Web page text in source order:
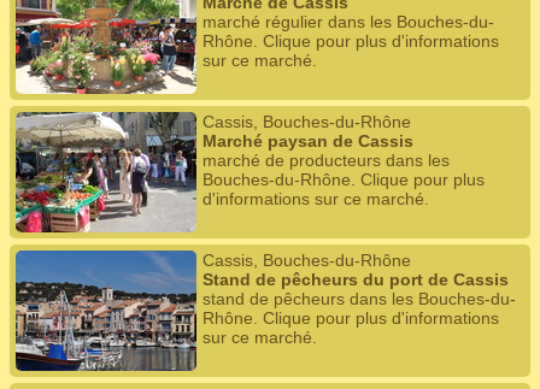
marché régulier dans les Bouches-du-
Rhône. Clique pour plus d'informations
sur ce marché.
Cassis, Bouches-du-Rhône
Marché paysan de Cassis
marché de producteurs dans les
Bouches-du-Rhône. Clique pour plus
d'informations sur ce marché.
Cassis, Bouches-du-Rhône
Stand de pêcheurs du port de Cassis
stand de pêcheurs dans les Bouches-du-
Rhône. Clique pour plus d'informations
sur ce marché.